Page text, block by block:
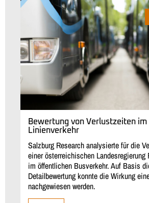
Bewertung von Verlustzeiten
Linienverkehr
Salzburg Research analysierte für die
einer österreichischen Landesregierung
im öffentlichen Busverkehr. Auf Basis
Detailbewertung konnte die Wirkung
nachgewiesen werden.